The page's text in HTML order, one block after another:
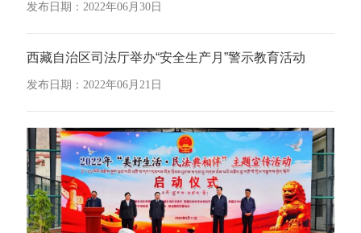
发布日期：2022年06月30日
西藏自治区司法厅举办“安全生产月”警示教育活动
发布日期：2022年06月21日